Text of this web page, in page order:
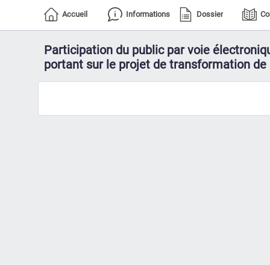
Accueil Informations Dossier
Participation du public par voie
portant sur le projet de transformation